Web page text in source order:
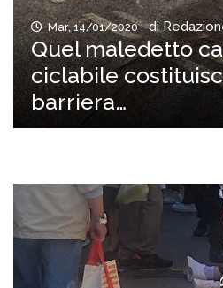
Mar, 14/01/2020 di
Quel maledetto
ciclabile
barriera…